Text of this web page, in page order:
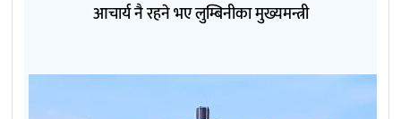
आचार्य नै रहने भए लुम्बिनीका मुख्यमन्त्री